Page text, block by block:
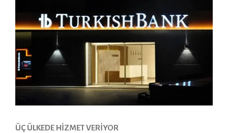
ÜÇ ÜLKEDE HİZMET VERİYOR